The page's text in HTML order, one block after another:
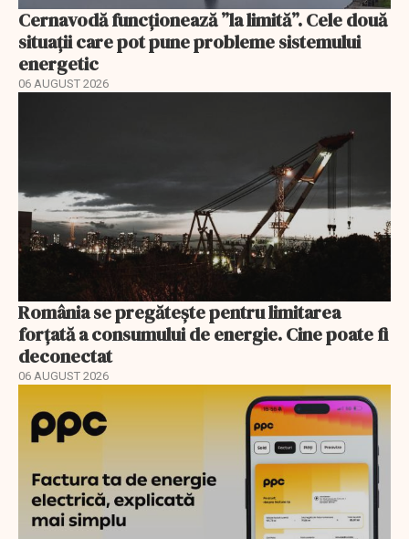
Cernavodă funcționează ”la limită”. Cele două
situații care pot pune probleme sistemului
energetic
06 AUGUST 2026
România se pregătește pentru limitarea
forțată a consumului de energie. Cine poate fi
deconectat
06 AUGUST 2026